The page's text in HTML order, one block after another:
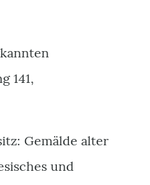
141,
Gemälde alter
und